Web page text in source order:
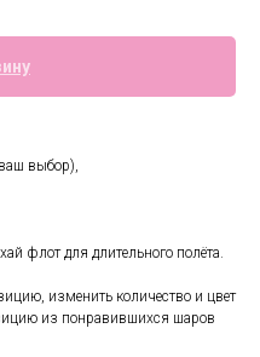
выбор),
флот для длительного полёта.
изменить количество и цвет
из понравившихся шаров